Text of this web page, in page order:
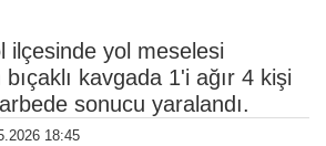
ilçesinde yol meselesi
kavgada 1'i ağır 4 kişi
sonucu yaralandı.
18:45